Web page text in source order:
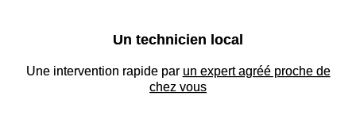
Un technicien local
Une intervention rapide par un expert agréé proche de
chez vous